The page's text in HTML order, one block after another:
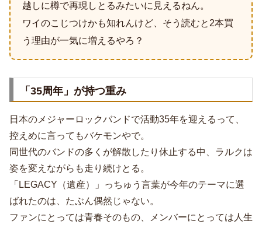
越しに樽で再現しとるみたいに見えるねん。
ワイのこじつけかも知れんけど、そう読むと2本買
う理由が一気に増えるやろ？
「35周年」が持つ重み
日本のメジャーロックバンドで活動35年を迎えるって、
控えめに言ってもバケモンやで。
同世代のバンドの多くが解散したり休止する中、ラルクは
姿を変えながらも走り続けとる。
「LEGACY（遺産）」っちゅう言葉が今年のテーマに選
ばれたのは、たぶん偶然じゃない。
ファンにとっては青春そのもの、メンバーにとっては人生